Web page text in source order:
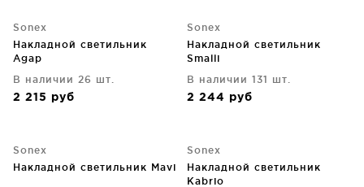
Sonex
Накладной светильник
Agap
В наличии 26 шт.
2 215 руб
Sonex
Накладной светильник
Smalli
В наличии 131 шт.
2 244 руб
Sonex
Накладной светильник Mavi
Sonex
Накладной светильник
Kabrio